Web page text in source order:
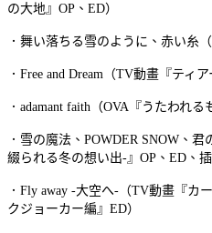
の大地』OP、ED）
．舞い落ちる雪のように、赤い糸
．Free and Dream（TV動畫『ティ
．adamant faith（OVA『うたわれる
．雪の魔法、POWDER SNOW、
綴られる冬の想い出-』OP、ED、插
．Fly away -大空へ-（TV動畫『カ
クジョーカー編』ED）